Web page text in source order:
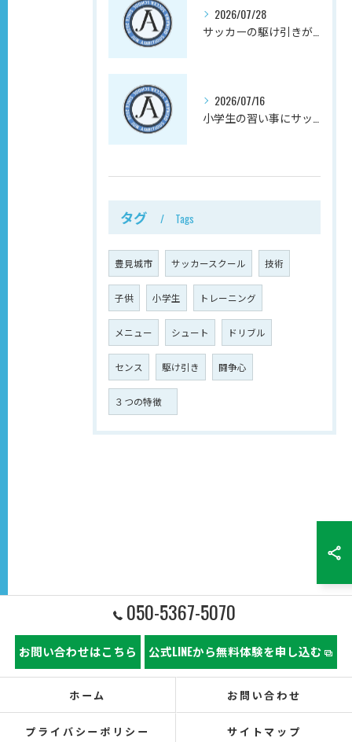
2026/07/28
2026/07/16
タグ Tags
豊見城市 サッカースクール 技術
子供 小学生 トレーニング
メニュー シュート ドリブル
センス 駆け引き 闘争心
３つの特徴
050-5367-5070
お問い合わせはこちら 公式LINEから無料体験を申し込む
ホーム お問い合わせ
プライバシーポリシー サイトマップ